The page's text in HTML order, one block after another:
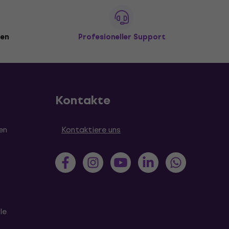
Profesioneller Support
Kontakte
Kontaktiere uns